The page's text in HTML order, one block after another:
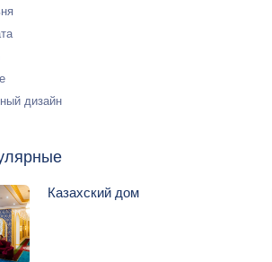
дизайн
Казахский дом